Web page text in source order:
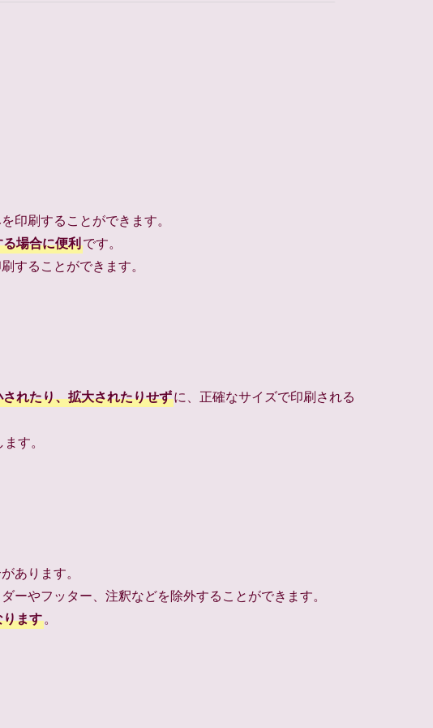
印刷することができます。
場合に便利です。
することができます。
れたり、拡大されたりせずに、正確なサイズで印刷される
ます。
あります。
やフッター、注釈などを除外することができます。
ます。